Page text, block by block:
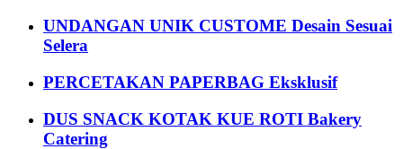
UNDANGAN UNIK CUSTOME Desain Sesuai
Selera
PERCETAKAN PAPERBAG Eksklusif
DUS SNACK KOTAK KUE ROTI Bakery
Catering